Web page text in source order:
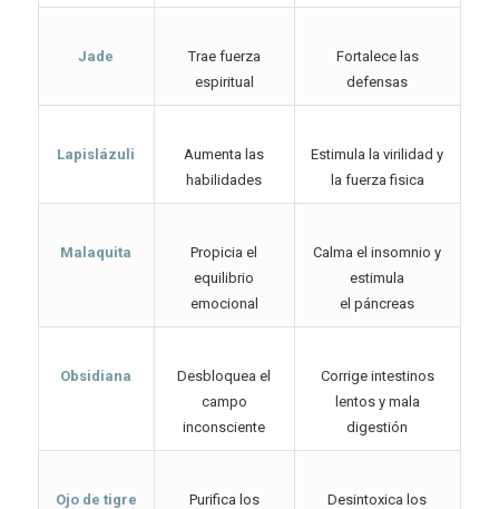
Jade
Trae fuerza
espiritual
Fortalece las
defensas
Lapislázuli
Aumenta las
habilidades
Estimula la virilidad y
la fuerza fisica
Malaquita
Propicia el
equilibrio
emocional
Calma el insomnio y
estimula
el páncreas
Obsidiana
Desbloquea el
campo
inconsciente
Corrige intestinos
lentos y mala
digestión
Ojo de tigre
Purifica los
Desintoxica los